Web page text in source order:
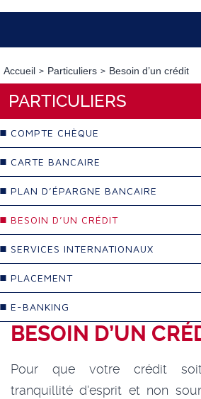
Accueil Particuliers Besoin d’un crédit
PARTICULIERS
COMPTE CHÈQUE
CARTE BANCAIRE
PLAN D’ÉPARGNE BANCAIRE
BESOIN D’UN CRÉDIT
SERVICES INTERNATIONAUX
PLACEMENT
E-BANKING
BESOIN D’UN
Pour que votre crédit
tranquillité d'esprit et non